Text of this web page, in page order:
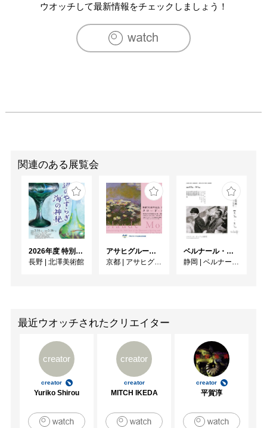
ウオッチして最新情報をチェックしましょう！
関連のある展覧会
2026年度 特別展「ガレとドーム、アール･ヌーヴォーのガラス 水辺のやすらぎ、海の神秘」
長野 | 北澤美術館
アサヒグループ大山崎山荘美術館 開館30周年記念展「没後100年 クロード・モネ」
京都 | アサヒグループ大山崎山荘美術館
ベルナール・ビュフェと写真 ーカメラがとらえたビュフェとその時代、そして21 世紀へ
静岡 | ベルナール・ビュフェ美術館
最近ウオッチされたクリエイター
creator
creator
Yuriko Shirou
creator
creator
MITCH IKEDA
creator
平賀淳